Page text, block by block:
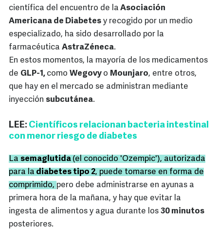
científica del encuentro de la Asociación
Americana de Diabetes y recogido por un medio
especializado, ha sido desarrollado por la
farmacéutica AstraZéneca.
En estos momentos, la mayoría de los medicamentos
de GLP-1, como Wegovy o Mounjaro, entre otros,
que hay en el mercado se administran mediante
inyección subcutánea.
LEE: Científicos relacionan bacteria intestinal
con menor riesgo de diabetes
La semaglutida (el conocido 'Ozempic'), autorizada
para la diabetes tipo 2, puede tomarse en forma de
comprimido, pero debe administrarse en ayunas a
primera hora de la mañana, y hay que evitar la
ingesta de alimentos y agua durante los 30 minutos
posteriores.